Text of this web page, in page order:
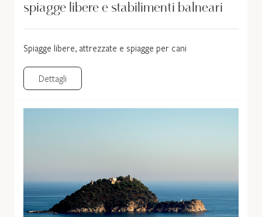
spiagge libere e stabilimenti balneari
Spiagge libere, attrezzate e spiagge per cani
Dettagli